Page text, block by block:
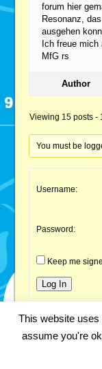
forum hier
Resonanz,
ausgehen
Ich freue mich
MfG rs
Author
Viewing 15 posts -
You must be
Username:
Password:
Keep me
Log In
Copyright 2018
This website
assume you're